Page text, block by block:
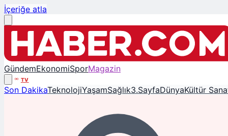
İçeriğe atla
GündemEkonomiSporMagazin
TV
Son DakikaTeknolojiYaşamSağlık3.SayfaDünyaKültür